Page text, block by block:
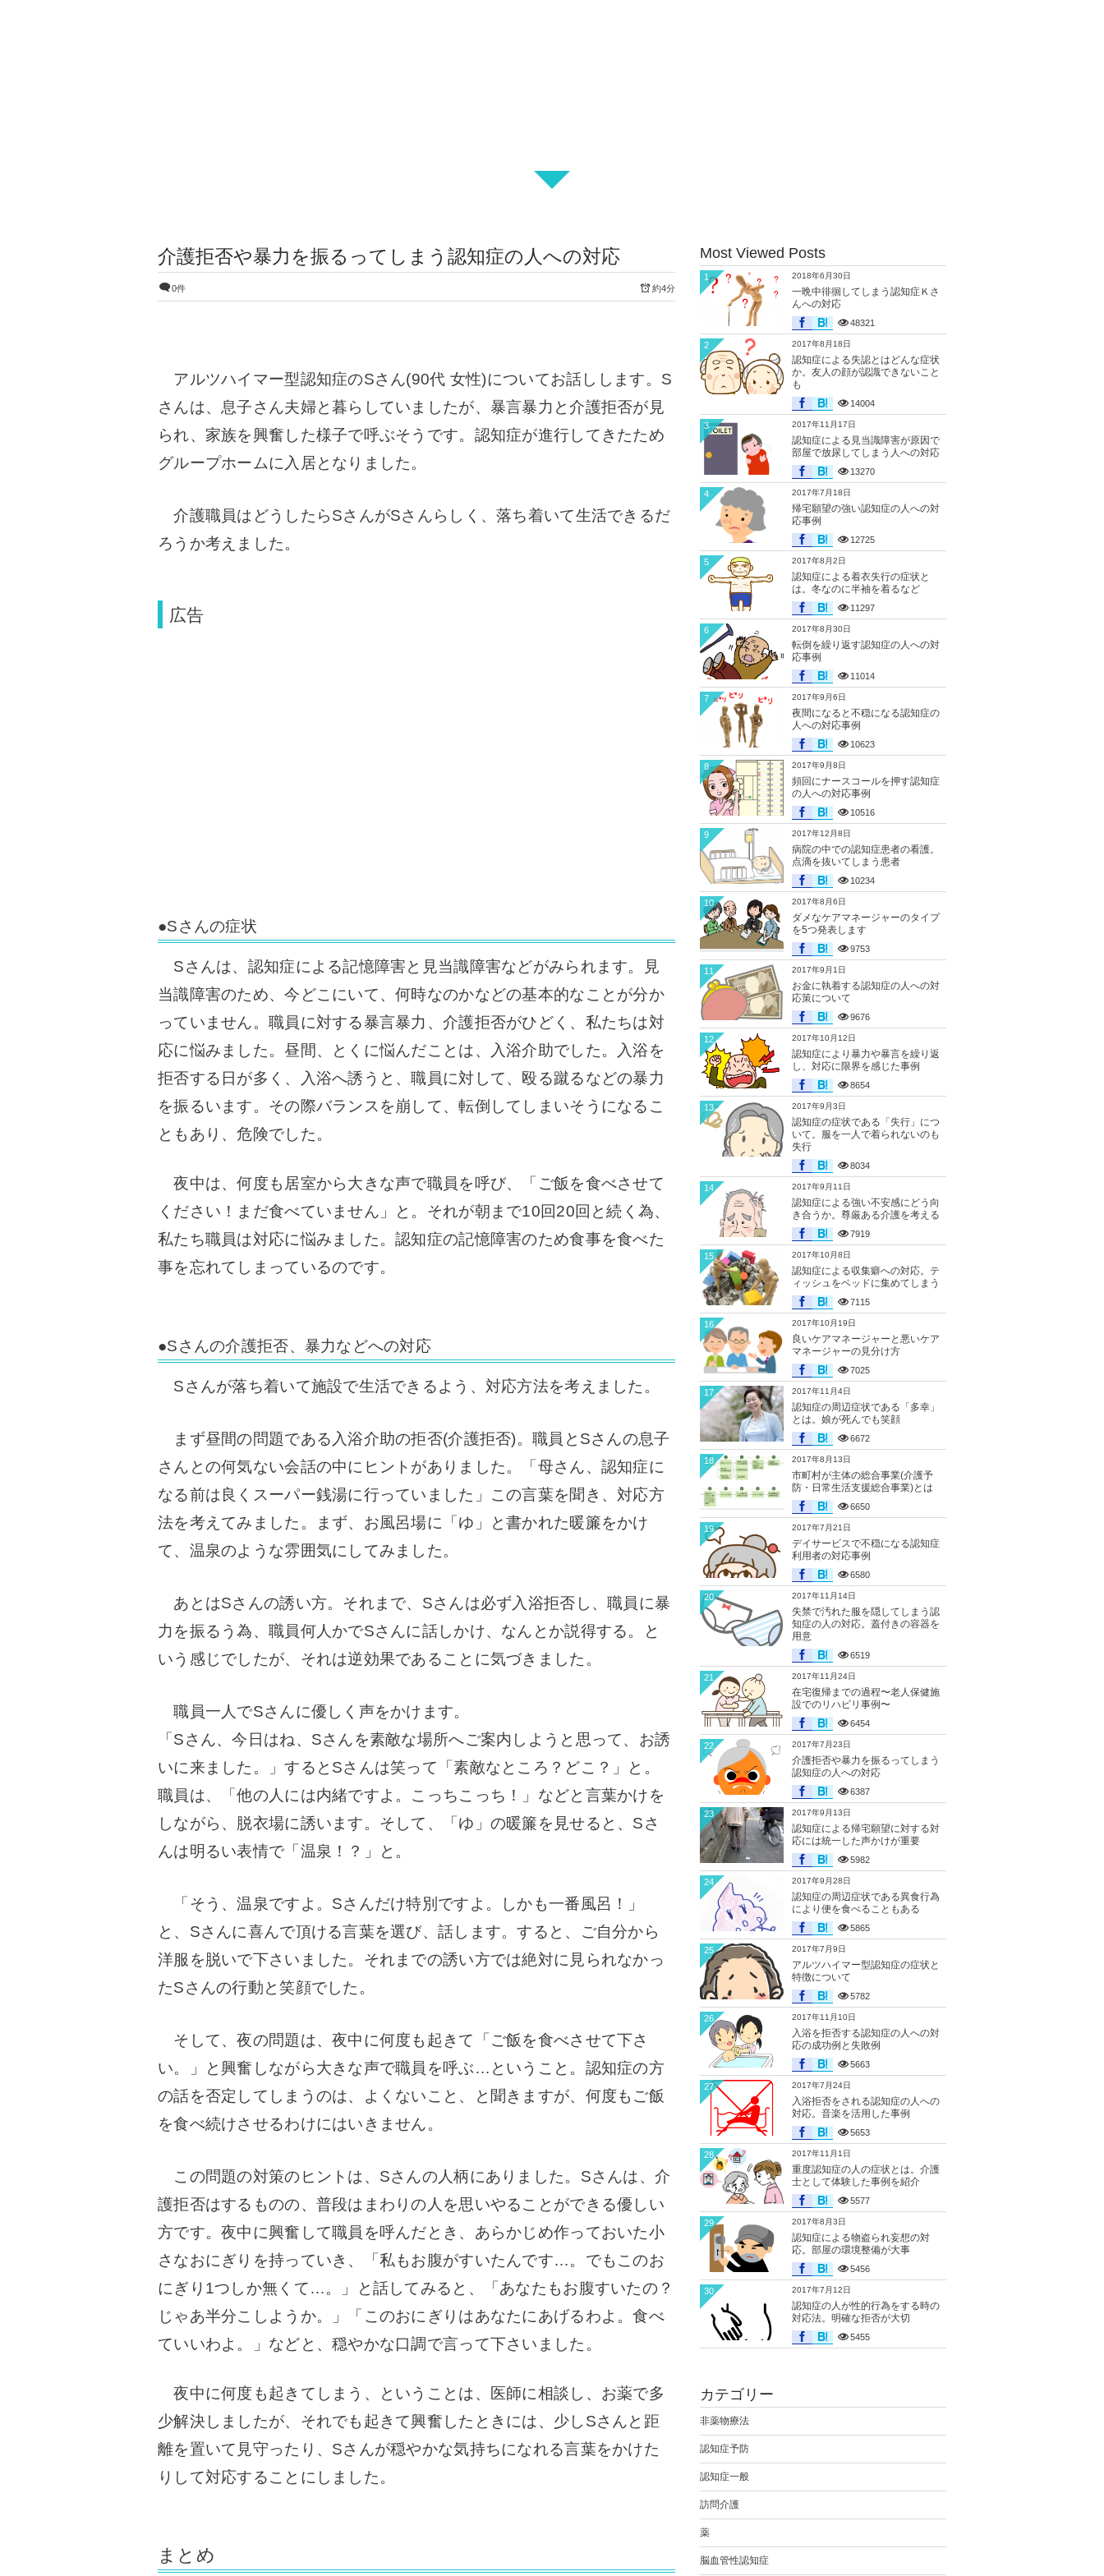
介護拒否や暴力を振るってしまう認知症の人への対応
0件 約4分
アルツハイマー型認知症のSさん(90代 女性)についてお話しします。 S
さんは、息子さん夫婦と暮らしていましたが、 暴言暴力と介護拒否が見
られ、家族を興奮した様子で呼ぶそうです。認知症が進行してきたため
グループホームに入居となりました。
介護職員はどうしたらSさんがSさんらしく、落ち着いて生活できるだ
ろうか考えました。
広告
●Sさんの症状
Sさんは、認知症による記憶障害と見当識障害などがみられます。見
当識障害のため、今どこにいて、何時なのかなどの基本的なことが分か
っていません。 職員に対する暴言暴力、介護拒否がひどく、私たちは対
応に悩みました。 昼間、とくに悩んだことは、入浴介助でした。
入浴を
拒否する日が多く、入浴へ誘うと、職員に対して、殴る蹴るなどの暴力
を振るいます。 その際バランスを崩して、転倒してしまいそうになるこ
ともあり、危険でした。
夜中は、何度も居室から大きな声で職員を呼び、「ご飯を食べさせて
ください！まだ食べていません」と。 それが朝まで10回20回と続く為、
私たち職員は対応に悩みました。認知症の記憶障害のため食事を食べた
事を忘れてしまっているのです。
●Sさんの介護拒否、暴力などへの対応
Sさんが落ち着いて施設で生活できるよう、対応方法を考えました。
まず昼間の問題である入浴介助の拒否(介護拒否)。 職員とSさんの息子
さんとの何気ない会話の中にヒントがありました。
「母さん、認知症に
なる前は良くスーパー銭湯に行っていました」
この言葉を聞き、対応方
法を考えてみました。
まず、お風呂場に「ゆ」と書かれた暖簾をかけ
て、温泉のような雰囲気にしてみました。
あとはSさんの誘い方。 それまで、Sさんは必ず入浴拒否し、職員に暴
力を振るう為、職員何人かでSさんに話しかけ、なんとか説得する。と
いう感じでしたが、それは逆効果であることに気づきました。
職員一人でSさんに優しく声をかけます。
「Sさん、今日はね、Sさんを素敵な場所へご案内しようと思って、お誘
いに来ました。」するとSさんは笑って「素敵なところ？どこ？」と。
職員は、「他の人には内緒ですよ。こっちこっち！」などと言葉かけを
しながら、脱衣場に誘います。 そして、「ゆ」の暖簾を見せると、Sさ
んは明るい表情で「温泉！？」と。
「そう、温泉ですよ。Sさんだけ特別ですよ。しかも一番風呂！」
と、Sさんに喜んで頂ける言葉を選び、話します。すると、ご自分から
洋服を脱いで下さいました。 それまでの誘い方では絶対に見られなかっ
たSさんの行動と笑顔でした。
そして、夜の問題は、夜中に何度も起きて「ご飯を食べさせて下さ
い。」と興奮しながら大きな声で職員を呼ぶ…ということ。 認知症の方
の話を否定してしまうのは、よくないこと、と聞きますが、何度もご飯
を食べ続けさせるわけにはいきません。
この問題の対策のヒントは、Sさんの人柄にありました。 Sさんは、介
護拒否はするものの、普段はまわりの人を思いやることができる優しい
方です。夜中に興奮して職員を呼んだとき、あらかじめ作っておいた小
さなおにぎりを持っていき、「私もお腹がすいたんです…。でもこのお
にぎり1つしか無くて…。」と話してみると、
「あなたもお腹すいたの？
じゃあ半分こしようか。」「このおにぎりはあなたにあげるわよ。食べ
ていいわよ。」などと、穏やかな口調で言って下さいました。
夜中に何度も起きてしまう、ということは、医師に相談し、お薬で多
少解決しましたが、それでも起きて興奮したときには、少しSさんと距
離を置いて見守ったり、Sさんが穏やかな気持ちになれる言葉をかけた
りして対応することにしました。
まとめ
Most Viewed Posts
2018年6月30日
一晩中徘徊してしまう認知症Ｋさ
んへの対応
48321
1
2017年8月18日
認知症による失認とはどんな症状
か。友人の顔が認識できないこと
も
14004
2
2017年11月17日
認知症による見当識障害が原因で
部屋で放尿してしまう人への対応
13270
3
2017年7月18日
帰宅願望の強い認知症の人への対
応事例
12725
4
2017年8月2日
認知症による着衣失行の症状と
は。冬なのに半袖を着るなど
11297
5
2017年8月30日
転倒を繰り返す認知症の人への対
応事例
11014
6
2017年9月6日
夜間になると不穏になる認知症の
人への対応事例
10623
7
2017年9月8日
頻回にナースコールを押す認知症
の人への対応事例
10516
8
2017年12月8日
病院の中での認知症患者の看護。
点滴を抜いてしまう患者
10234
9
2017年8月6日
ダメなケアマネージャーのタイプ
を5つ発表します
9753
10
2017年9月1日
お金に執着する認知症の人への対
応策について
9676
11
2017年10月12日
認知症により暴力や暴言を繰り返
し、対応に限界を感じた事例
8654
12
2017年9月3日
認知症の症状である「失行」につ
いて。服を一人で着られないのも
失行
8034
13
2017年9月11日
認知症による強い不安感にどう向
き合うか。尊厳ある介護を考える
7919
14
2017年10月8日
認知症による収集癖への対応。テ
ィッシュをベッドに集めてしまう
7115
15
2017年10月19日
良いケアマネージャーと悪いケア
マネージャーの見分け方
7025
16
2017年11月4日
認知症の周辺症状である「多幸」
とは。娘が死んでも笑顔
6672
17
2017年8月13日
市町村が主体の総合事業(介護予
防・日常生活支援総合事業)とは
6650
18
2017年7月21日
デイサービスで不穏になる認知症
利用者の対応事例
6580
19
2017年11月14日
失禁で汚れた服を隠してしまう認
知症の人の対応。蓋付きの容器を
用意
6519
20
2017年11月24日
在宅復帰までの過程〜老人保健施
設でのリハビリ事例〜
6454
21
2017年7月23日
介護拒否や暴力を振るってしまう
認知症の人への対応
6387
22
2017年9月13日
認知症による帰宅願望に対する対
応には統一した声かけが重要
5982
23
2017年9月28日
認知症の周辺症状である異食行為
により便を食べることもある
5865
24
2017年7月9日
アルツハイマー型認知症の症状と
特徴について
5782
25
2017年11月10日
入浴を拒否する認知症の人への対
応の成功例と失敗例
5663
26
2017年7月24日
入浴拒否をされる認知症の人への
対応。音楽を活用した事例
5653
27
2017年11月1日
重度認知症の人の症状とは。介護
士として体験した事例を紹介
5577
28
2017年8月3日
認知症による物盗られ妄想の対
応。部屋の環境整備が大事
5456
29
2017年7月12日
認知症の人が性的行為をする時の
対応法。明確な拒否が大切
5455
30
カテゴリー
非薬物療法
認知症予防
認知症一般
訪問介護
薬
脳血管性認知症